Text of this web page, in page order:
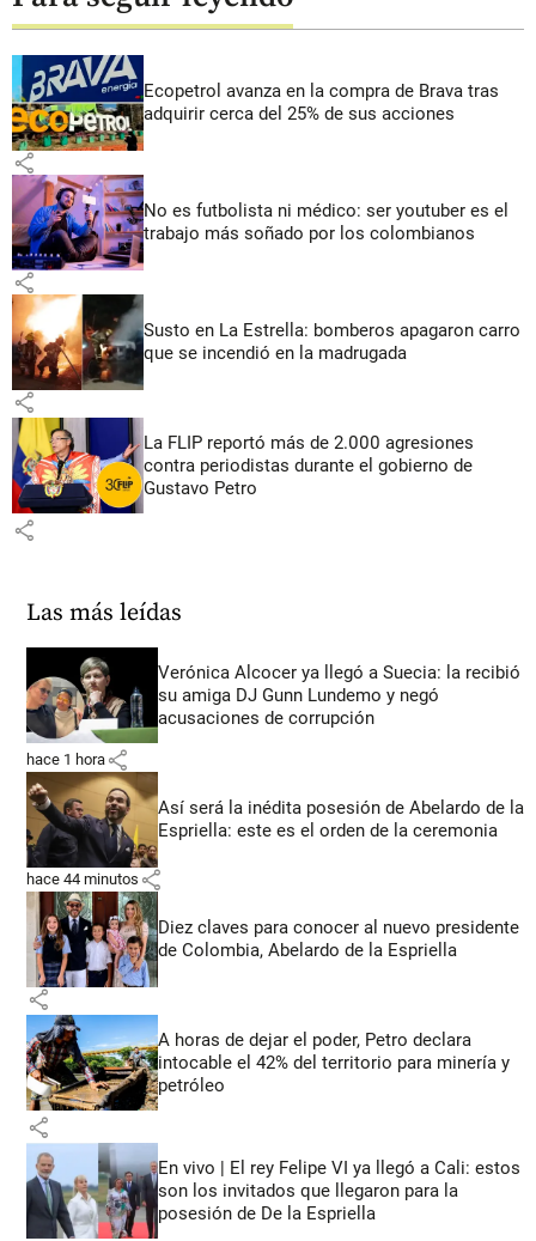
Ecopetrol avanza en la compra de Brava tras
adquirir cerca del 25% de sus acciones
share
No es futbolista ni médico: ser youtuber es el
trabajo más soñado por los colombianos
share
Susto en La Estrella: bomberos apagaron carro
que se incendió en la madrugada
share
La FLIP reportó más de 2.000 agresiones
contra periodistas durante el gobierno de
Gustavo Petro
share
Las más leídas
Verónica Alcocer ya llegó a Suecia: la recibió
su amiga DJ Gunn Lundemo y negó
acusaciones de corrupción
hace 1 hora share
Así será la inédita posesión de Abelardo de la
Espriella: este es el orden de la ceremonia
hace 44 minutos share
Diez claves para conocer al nuevo presidente
de Colombia, Abelardo de la Espriella
share
A horas de dejar el poder, Petro declara
intocable el 42% del territorio para minería y
petróleo
share
En vivo | El rey Felipe VI ya llegó a Cali: estos
son los invitados que llegaron para la
posesión de De la Espriella